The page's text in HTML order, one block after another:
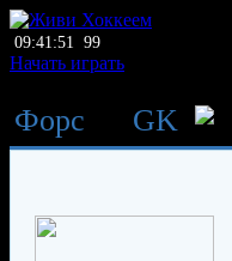
09:41:51 99
Начать играть
Форс GK